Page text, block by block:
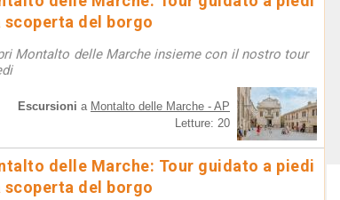
scoperta del borgo
Montalto delle Marche insieme con il nostro tour
Escursioni a Montalto delle Marche - AP
Letture: 20
delle Marche: Tour guidato a piedi
scoperta del borgo